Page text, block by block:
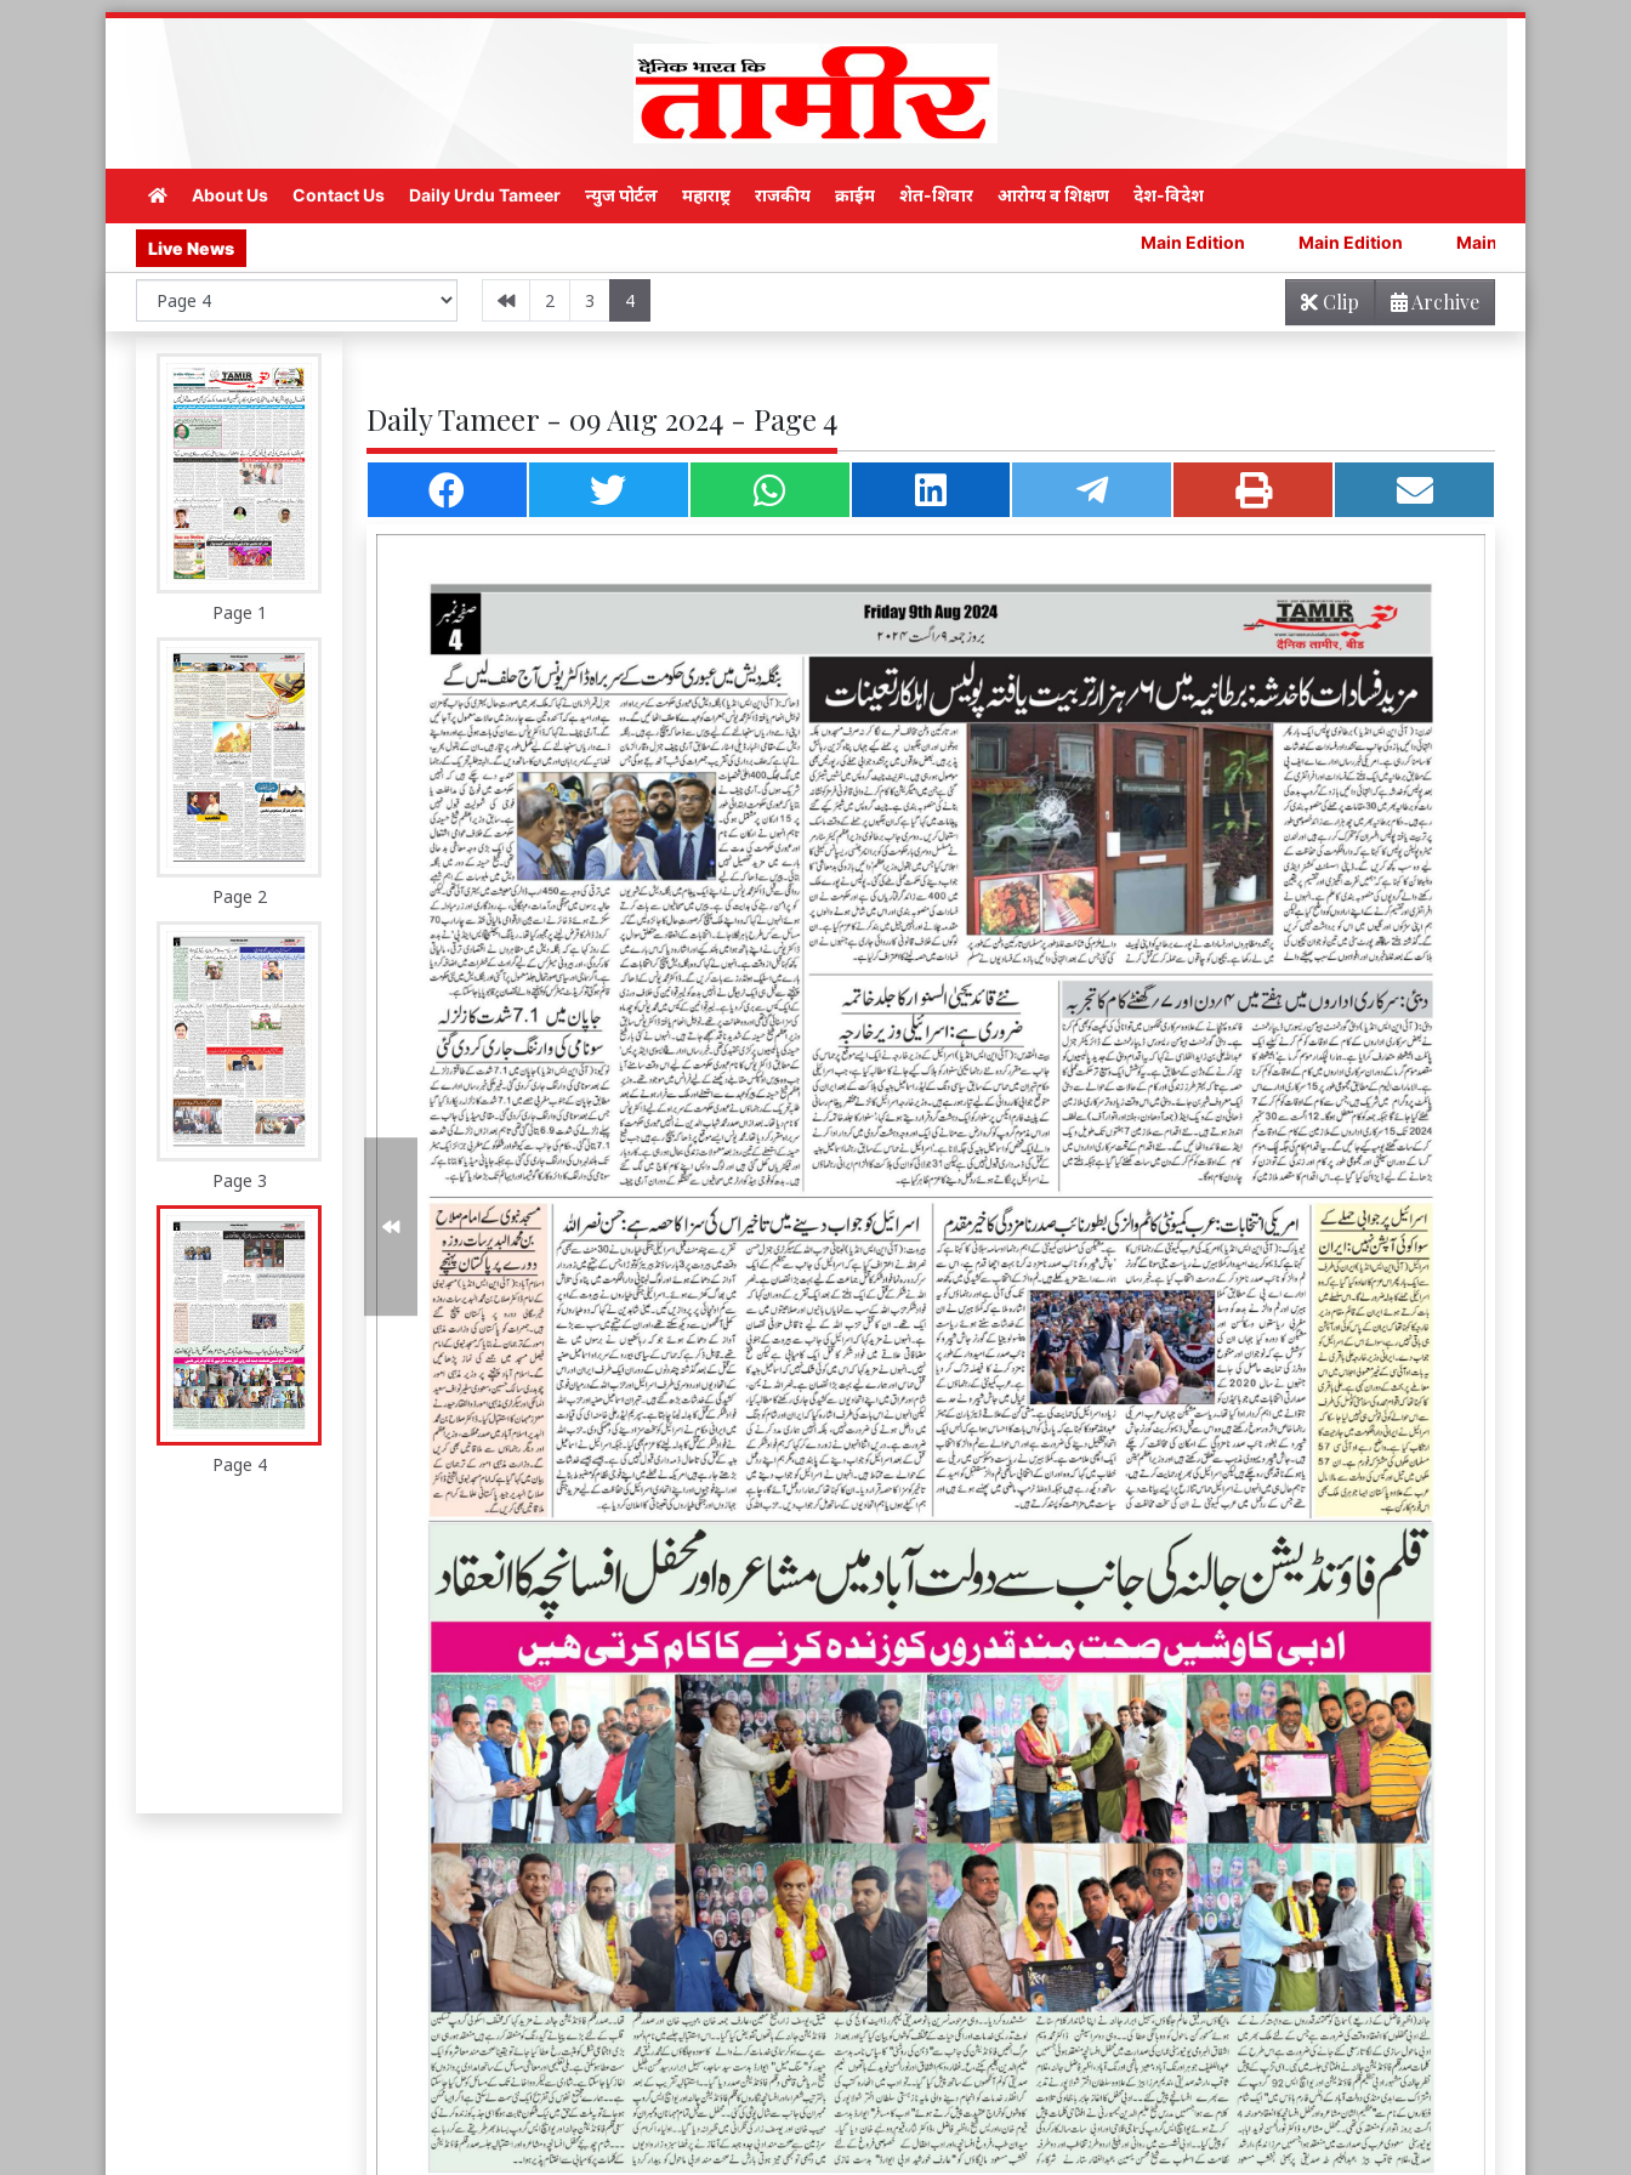
About Us Contact Us Daily Urdu Tameer न्युज पोर्टल महाराष्ट्र राजकीय क्राईम शेत-शिवार आरोग्य व शिक्षण देश-विदेश
Live News Main Edition Main Edition
2 3 4 Archive
Clip
Page 1
Page 2
Page 3
Page 4
Daily Tameer - 09 Aug 2024 - Page 4